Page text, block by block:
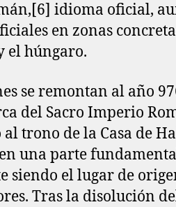
idioma oficial,
en zonas
el húngaro.
se remontan al año
del Sacro Imperio
al trono de la Casa de
una parte
siendo el lugar de
Tras la disolución